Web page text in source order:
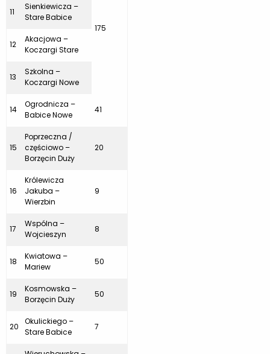
175
11
Sienkiewicza –
Stare Babice
12
Akacjowa –
Koczargi Stare
13
Szkolna –
Koczargi Nowe
14
Ogrodnicza –
Babice Nowe
41
15
Poprzeczna /
częściowo –
Borzęcin Duży
20
16
Królewicza
Jakuba –
Wierzbin
9
17
Wspólna –
Wojcieszyn
8
18
Kwiatowa –
Mariew
50
19
Kosmowska –
Borzęcin Duży
50
20
Okulickiego –
Stare Babice
7